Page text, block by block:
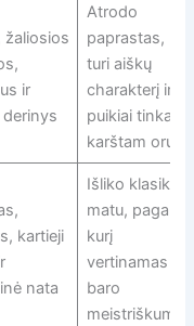
žaliosios
ir
Atrodo
paprastas, bet
turi aiškų
charakterį ir
puikiai tinka
karštam orui
kartieji
nata
Išliko klasikos
matu, pagal
kurį
vertinamas
baro
meistriškumas